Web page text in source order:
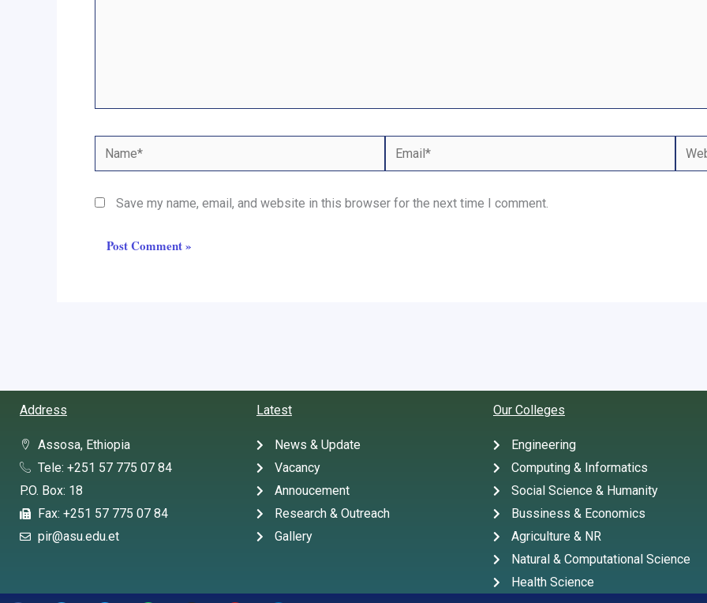
Name* Email*
Save my name, email, and website in this browser for the next time I comment.
Address
Assosa, Ethiopia
Tele: +251 57 775 07 84
P.O. Box: 18
Fax: +251 57 775 07 84
pir@asu.edu.et
Latest
News & Update
Vacancy
Annoucement
Research & Outreach
Gallery
Our Colleges
Engineering
Computing & Informatics
Social Science & Humanity
Bussiness & Economics
Agriculture & NR
Natural & Computational Science
Health Science